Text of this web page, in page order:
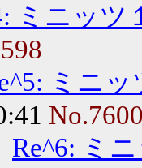
ミニッツ
ミニ
Re^6: ミ